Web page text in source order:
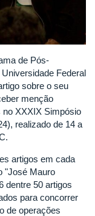
de Pós-
Federal
sobre o seu
menção
no XXXIX Simpósio
realizado de 14 a
artigos em cada
"José Mauro
dentre 50 artigos
para concorrer
de operações